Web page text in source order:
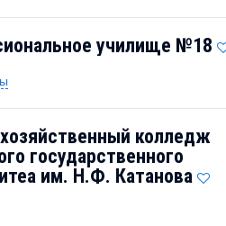
училище №18
колледж
государственного
им. Н.Ф. Катанова